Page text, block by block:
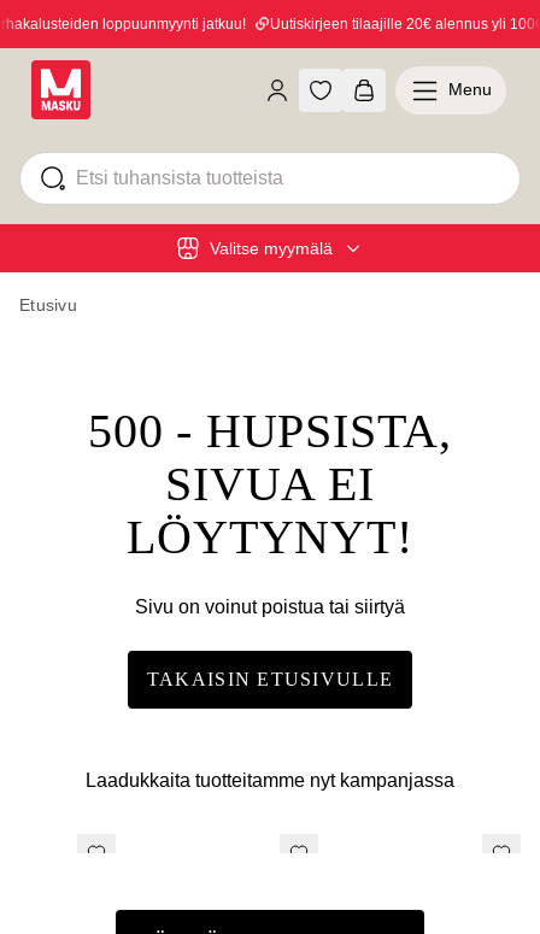
loppuunmyynti jatkuu! Uutiskirjeen tilaajille 20€ alennus yli 100€
Valitse myymälä
Menu
Etusivu
500 - HUPSISTA,
SIVUA EI
LÖYTYNYT!
Sivu on voinut poistua tai siirtyä
TAKAISIN ETUSIVULLE
Laadukkaita tuotteitamme nyt kampanjassa